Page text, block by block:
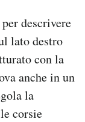
descrivere
lato destro
con la
anche in un
la
corsie